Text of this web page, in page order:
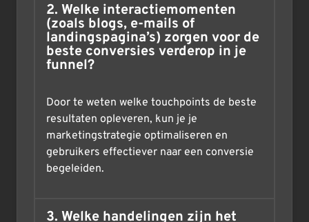
2. Welke interactiemomenten
(zoals blogs, e-mails of
landingspagina’s) zorgen voor de
beste conversies verderop in je
funnel?
Door te weten welke touchpoints de beste
resultaten opleveren, kun je je
marketingstrategie optimaliseren en
gebruikers effectiever naar een conversie
begeleiden.
3. Welke handelingen zijn het